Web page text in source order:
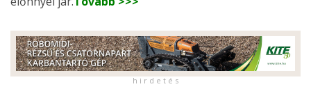
h i r d e t é s